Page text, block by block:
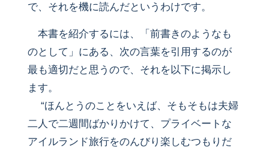
で、それを機に読んだというわけです。
本書を紹介するには、「前書きのようなも
のとして」にある、次の言葉を引用するのが
最も適切だと思うので、それを以下に掲示し
ます。
“ほんとうのことをいえば、そもそもは夫婦
二人で二週間ばかりかけて、プライベートな
アイルランド旅行をのんびり楽しむつもりだ